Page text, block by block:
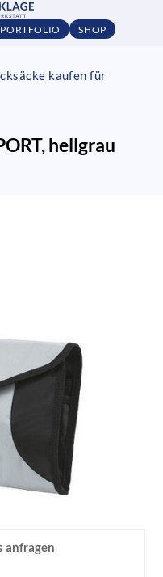
PORTFOLIO SHOP
kaufen für
hellgrau
anfragen